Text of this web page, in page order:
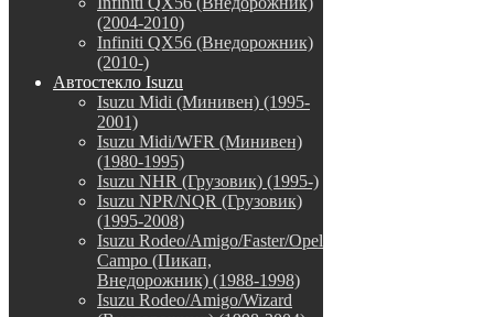
(2004-2010)
Infiniti QX56 (Внедорожник)
(2010-)
Автостекло Isuzu
Isuzu Midi (Минивен) (1995-
2001)
Isuzu Midi/WFR (Минивен)
(1980-1995)
Isuzu NHR (Грузовик) (1995-)
Isuzu NPR/NQR (Грузовик)
(1995-2008)
Isuzu Rodeo/Amigo/Faster/Opel
Campo (Пикап,
Внедорожник) (1988-1998)
Isuzu Rodeo/Amigo/Wizard